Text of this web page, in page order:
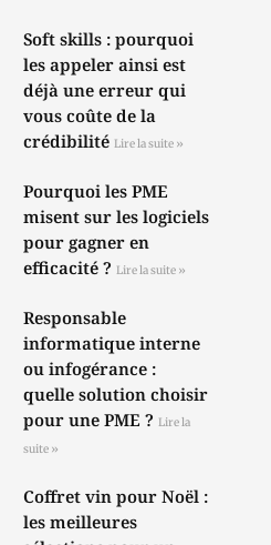
Soft skills : pourquoi
les appeler ainsi est
déjà une erreur qui
vous coûte de la
crédibilitéLire la suite »
Pourquoi les PME
misent sur les logiciels
pour gagner en
efficacité ?Lire la suite »
Responsable
informatique interne
ou infogérance :
quelle solution choisir
pour une PME ?Lire la
suite »
Coffret vin pour Noël :
les meilleures